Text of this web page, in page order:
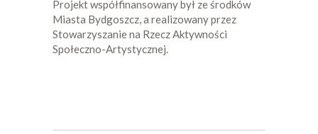
Projekt współfinansowany był ze środków
Miasta Bydgoszcz, a realizowany przez
Stowarzyszanie na Rzecz Aktywności
Społeczno-Artystycznej.